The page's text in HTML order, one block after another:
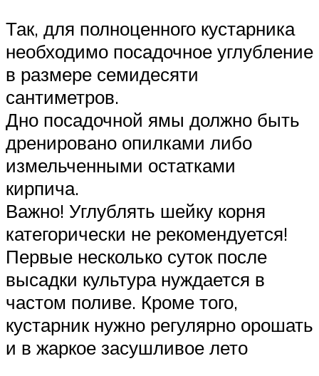
Так, для полноценного кустарника
необходимо посадочное углубление
в размере семидесяти
сантиметров.
Дно посадочной ямы должно быть
дренировано опилками либо
измельченными остатками
кирпича.
Важно! Углублять шейку корня
категорически не рекомендуется!
Первые несколько суток после
высадки культура нуждается в
частом поливе. Кроме того,
кустарник нужно регулярно орошать
и в жаркое засушливое лето